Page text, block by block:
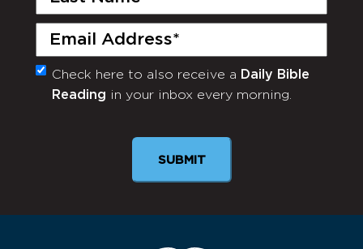
Email
(Required)
Monthly
Newsletter
Check here to also receive a Daily Bible
Reading in your inbox every morning.
SUBMIT